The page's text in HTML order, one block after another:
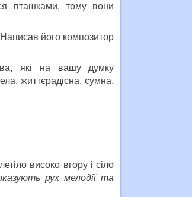
пташками, тому вони
його композитор
які на вашу думку
життєрадісна, сумна,
високо вгору і сіло
рух мелодії та